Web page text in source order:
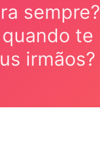
sempre?
te
irmãos?